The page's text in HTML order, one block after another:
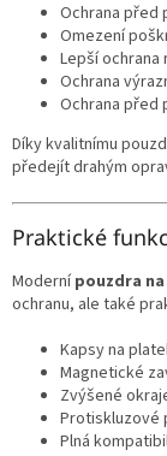
Ochrana před
Omezení
Lepší
Ochrana
Ochrana před
Díky kvalitnímu
předejít drahým
Praktické
Modernípouzdra na
ochranu, ale také
Kapsy na
Magnetické
Zvýšené
Protiskluzové
Plná